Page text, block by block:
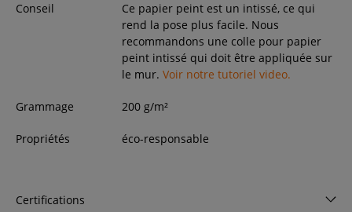
Conseil
Ce papier peint est un intissé, ce qui
rend la pose plus facile. Nous
recommandons une colle pour papier
peint intissé qui doit être appliquée sur
le mur. Voir notre tutoriel video.
Grammage 200 g/m²
Propriétés éco-responsable
Certifications